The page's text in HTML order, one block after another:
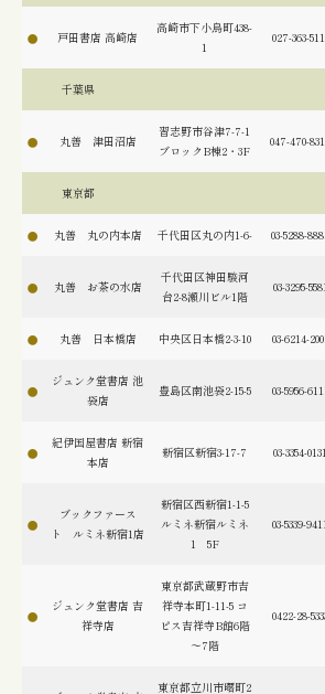
戸田書店 高崎店
高崎市下小鳥町438-
1
027-363-
千葉県
丸善 津田沼店
習志野市谷津7-7-1
ブロックB棟2・3F
047-470-
東京都
丸善 丸の内本店 千代田区丸の内1-6- 03-5288-
丸善 お茶の水店
千代田区神田駿河
台2-8瀬川ビル1階
03-3295-5581
丸善 日本橋店 中央区日本橋2-3-10 03-6214-
ジュンク堂書店 池
袋店
豊島区南池袋2-15-5 03-5956-
紀伊国屋書店 新宿
本店
新宿区新宿3-17-7 03-3354-0131
ブックファース
ト ルミネ新宿1店
新宿区西新宿1-1-5
ルミネ新宿ルミネ
1 5F
03-5339-9411
ジュンク堂書店 吉
祥寺店
東京都武蔵野市吉
祥寺本町1-11-5 コ
ピス吉祥寺B館6階
～7階
0422-28-
東京都立川市曙町2